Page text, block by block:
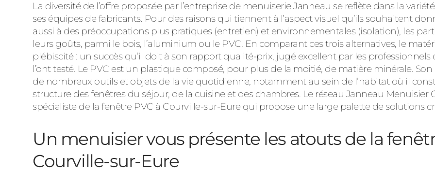
Découvrez
La diversité de l’offre proposée par l’entreprise de menuiserie Janneau se reflète dans la
ses équipes de fabricants. Pour des raisons qui tiennent à l’aspect visuel qu’ils souhaitent
aussi à des préoccupations plus pratiques (entretien) et environnementales (isolation), les
leurs goûts, parmi le bois, l’aluminium ou le PVC. En comparant ces trois alternatives, le
plébiscité : un succès qu’il doit à son rapport qualité-prix, jugé excellent par les professionnels
l’ont testé. Le PVC est un plastique composé, pour plus de la moitié, de matière minérale.
de nombreux outils et objets de la vie quotidienne, notamment au sein de l’habitat où il
structure des fenêtres du séjour, de la cuisine et des chambres. Le réseau Janneau Menuisier
spécialiste de la fenêtre PVC à Courville-sur-Eure qui propose une large palette de solutions
Un menuisier vous présente les atouts de la
Courville-sur-Eure